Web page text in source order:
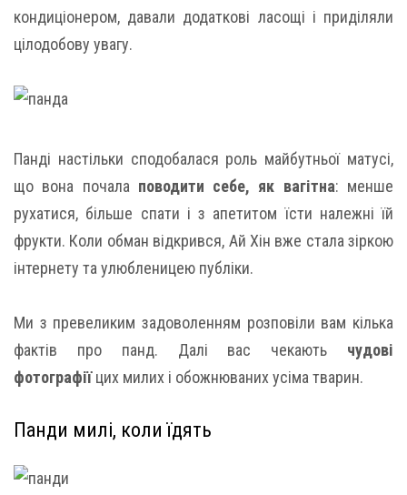
кондиціонером, давали додаткові ласощі і приділяли
цілодобову увагу.
Панді настільки сподобалася роль майбутньої матусі,
що вона почала поводити себе, як вагітна: менше
рухатися, більше спати і з апетитом їсти належні їй
фрукти. Коли обман відкрився, Ай Хін вже стала зіркою
інтернету та улюбленицею публіки.
Ми з превеликим задоволенням розповіли вам кілька
фактів про панд. Далі вас чекають чудові
фотографіїцих милих і обожнюваних усіма тварин.
Панди милі, коли їдять